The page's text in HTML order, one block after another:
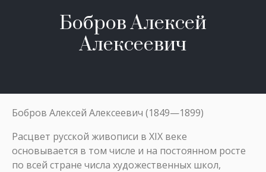
Бобров Алексей
Алексеевич
Бобров Алексей Алексеевич (1849—1899)
Расцвет русской живописи в XIX веке
основывается в том числе и на постоянном росте
по всей стране числа художественных школ,